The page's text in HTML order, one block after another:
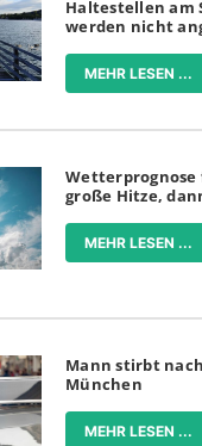
Haltestellen am
werden nicht
MEHR LESEN ...
Wetterprognose
große Hitze,
MEHR LESEN ...
Mann stirbt
München
MEHR LESEN ...